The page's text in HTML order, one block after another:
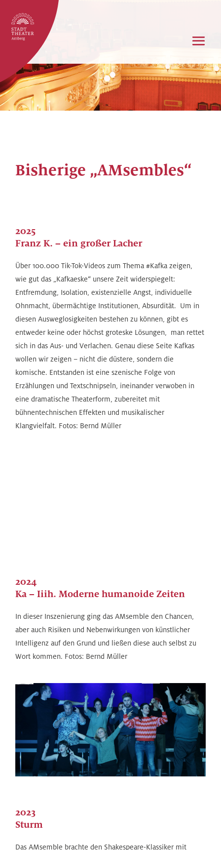
Bisherige „AMsembles“
2025
Franz K. – ein großer Lacher
Über 100.000 Tik-Tok-Videos zum Thema #Kafka zeigen,
wie gut das „Kafkaeske“ unsere Zeit widerspiegelt:
Entfremdung, Isolation, existenzielle Angst, individuelle
Ohnmacht, übermächtige Institutionen, Absurdität. Um in
diesen Ausweglosigkeiten bestehen zu können, gibt es
entweder keine oder höchst groteske Lösungen, man rettet
sich in das Aus- und Verlachen. Genau diese Seite Kafkas
wollen wir zeigen – nicht die düstere, sondern die
komische. Entstanden ist eine szenische Folge von
Erzählungen und Textschnipseln, ineinander verwoben in
eine dramatische Theaterform, zubereitet mit
bühnentechnischen Effekten und musikalischer
Klangvielfalt. Fotos: Bernd Müller
2024
Ka – Iiih. Moderne humanoide Zeiten
In dieser Inszenierung ging das AMsemble den Chancen,
aber auch Risiken und Nebenwirkungen von künstlicher
Intelligenz auf den Grund und ließen diese auch selbst zu
Wort kommen. Fotos: Bernd Müller
2023
Sturm
Das AMsemble brachte den Shakespeare-Klassiker mit